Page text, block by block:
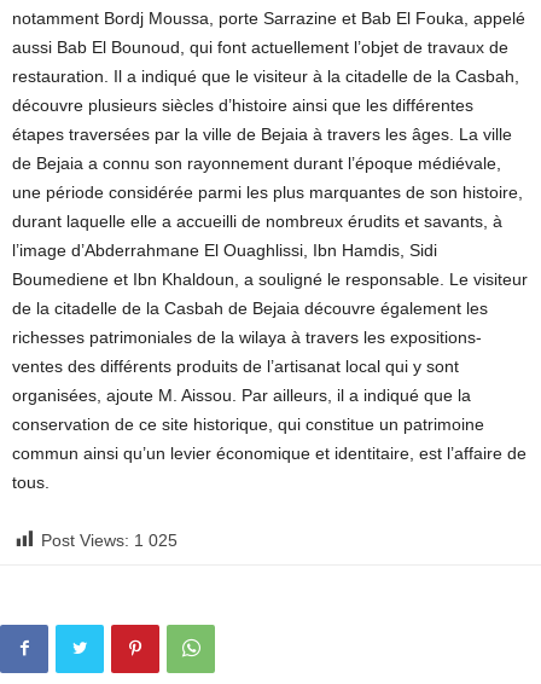
notamment Bordj Moussa, porte Sarrazine et Bab El Fouka, appelé
aussi Bab El Bounoud, qui font actuellement l’objet de travaux de
restauration. Il a indiqué que le visiteur à la citadelle de la Casbah,
découvre plusieurs siècles d’histoire ainsi que les différentes
étapes traversées par la ville de Bejaia à travers les âges. La ville
de Bejaia a connu son rayonnement durant l’époque médiévale,
une période considérée parmi les plus marquantes de son histoire,
durant laquelle elle a accueilli de nombreux érudits et savants, à
l’image d’Abderrahmane El Ouaghlissi, Ibn Hamdis, Sidi
Boumediene et Ibn Khaldoun, a souligné le responsable. Le visiteur
de la citadelle de la Casbah de Bejaia découvre également les
richesses patrimoniales de la wilaya à travers les expositions-
ventes des différents produits de l’artisanat local qui y sont
organisées, ajoute M. Aissou. Par ailleurs, il a indiqué que la
conservation de ce site historique, qui constitue un patrimoine
commun ainsi qu’un levier économique et identitaire, est l’affaire de
tous.
Post Views: 1 025